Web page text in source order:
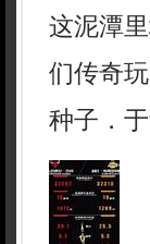
这泥潭
们传奇
种子．